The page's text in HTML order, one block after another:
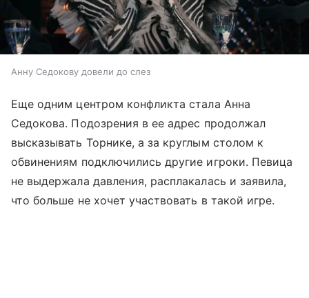
Анну Седокову довели до слез
Еще одним центром конфликта стала Анна
Седокова. Подозрения в ее адрес продолжал
высказывать Торнике, а за круглым столом к
обвинениям подключились другие игроки. Певица
не выдержала давления, расплакалась и заявила,
что больше не хочет участвовать в такой игре.